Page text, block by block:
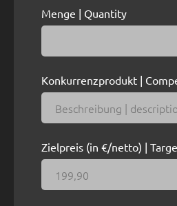
Menge | Quantity
Konkurrenzprodukt |
Zielpreis (in €/netto) |